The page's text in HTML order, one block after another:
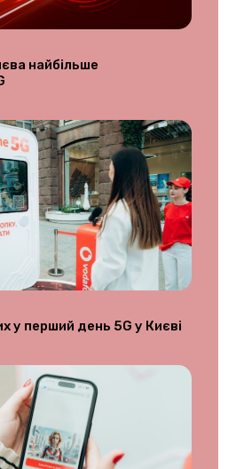
найбільше
у перший день 5G у Києві